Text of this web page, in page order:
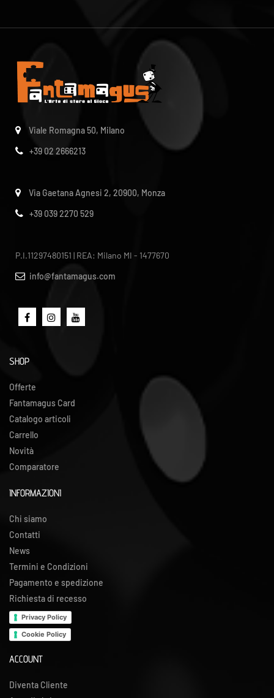
Viale Romagna 50, Milano
+39 02 2666213
Via Gaetana Agnesi 2, 20900, Monza
+39 039 2270 529
P.I.11297480151 | REA: Milano MI - 1477670
info@fantamagus.com
SHOP
Offerte
Fantamagus Card
Catalogo articoli
Carrello
Novità
Comparatore
INFORMAZIONI
Chi siamo
Contatti
News
Termini e Condizioni
Pagamento e spedizione
Richiesta di recesso
Privacy Policy
Cookie Policy
ACCOUNT
Diventa Cliente